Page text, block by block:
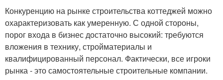
Конкуренцию на рынке строительства коттеджей можно
охарактеризовать как умеренную. С одной стороны,
порог входа в бизнес достаточно высокий: требуются
вложения в технику, стройматериалы и
квалифицированный персонал. Фактически, все игроки
рынка - это самостоятельные строительные компании.